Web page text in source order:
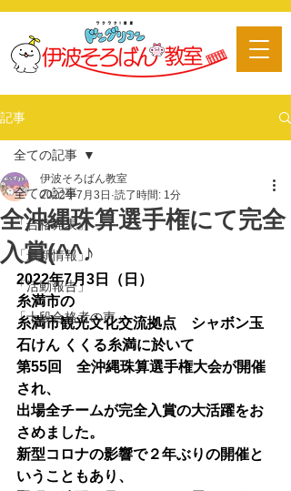
記事
全ての記事
「合格発表」
「最新情報」
「活動報告」
「十段合格者の声」
全ての記事
全沖縄珠算選手権にて完全
入賞(^^♪
伊波そろばん教室
2022年7月3日 読了時間: 1分
2022年7月3日（日）
糸満市の
糸満市観光文化交流拠点　シャボン玉
石けん くくる糸満に於いて
第55回　全沖縄珠算選手権大会が開催
され、
出場全チームが完全入賞の大活躍をお
さめました。
新型コロナの影響で２年ぶりの開催と
いうこともあり、